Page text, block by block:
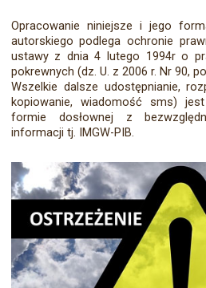
Opracowanie niniejsze i jego
autorskiego podlega ochronie
ustawy z dnia 4 lutego 1994r o
pokrewnych (dz. U. z 2006 r. Nr 90,
Wszelkie dalsze udostępnianie,
kopiowanie, wiadomość sms)
formie dosłownej z
informacji tj. IMGW-PIB.